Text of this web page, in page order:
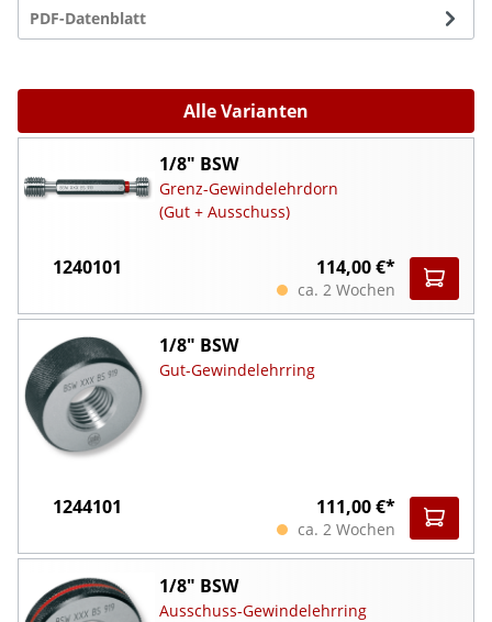
PDF-Datenblatt
Alle Varianten
1/8" BSW
Grenz-Gewindelehrdorn
(Gut + Ausschuss)
1240101 114,00 €*
ca. 2 Wochen
1/8" BSW
Gut-Gewindelehrring
1244101 111,00 €*
ca. 2 Wochen
1/8" BSW
Ausschuss-Gewindelehrring